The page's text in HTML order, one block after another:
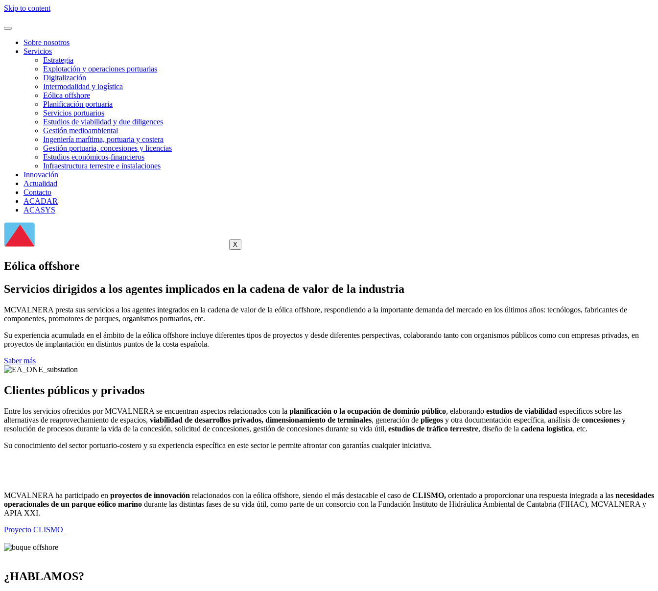
Skip to content
Sobre nosotros
Servicios
Estrategia
Explotación y operaciones portuarias
Digitalización
Intermodalidad y logística
Eólica offshore
Planificación portuaria
Servicios portuarios
Estudios de viabilidad y due diligences
Gestión medioambiental
Ingeniería marítima, portuaria y costera
Gestión portuaria, concesiones y licencias
Estudios económicos-financieros
Infraestructura terrestre e instalaciones
Innovación
Actualidad
Contacto
ACADAR
ACASYS
X
Eólica offshore
Servicios dirigidos a los agentes implicados en la cadena de valor de la industria
MCVALNERA presta sus servicios a los agentes integrados en la cadena de valor de la eólica offshore, respondiendo a la importante demanda del mercado en los últimos años: tecnólogos, fabricantes de
componentes, promotores de parques, organismos portuarios, etc.
Su experiencia acumulada en el ámbito de la eólica offshore incluye diferentes tipos de proyectos y desde diferentes perspectivas, colaborando tanto con organismos públicos como con empresas privadas, en
proyectos de implantación en distintos puntos de la costa española.
Saber más
Clientes públicos y privados
Entre los servicios ofrecidos por MCVALNERA se encuentran aspectos relacionados con la planificación o la ocupación de dominio público, elaborando estudios de viabilidad específicos sobre las
alternativas de reaprovechamiento de espacios, viabilidad de desarrollos privados, dimensionamiento de terminales, generación de pliegos y otra documentación específica, análisis de concesiones y
resolución de procesos durante la vida de la concesión, solicitud de concesiones, gestión de concesiones durante su vida útil, estudios de tráfico terrestre, diseño de la cadena logística, etc.
Su conocimiento del sector portuario-costero y su experiencia específica en este sector le permite afrontar con garantías cualquier iniciativa.
MCVALNERA ha participado en proyectos de innovación relacionados con la eólica offshore, siendo el más destacable el caso de CLISMO, orientado a proporcionar una respuesta integrada a las necesidades
operacionales de un parque eólico marino durante las distintas fases de su vida útil, como parte de un consorcio con la Fundación Instituto de Hidráulica Ambiental de Cantabria (FIHAC), MCVALNERA y
APIA XXI.
Proyecto CLISMO
¿HABLAMOS?